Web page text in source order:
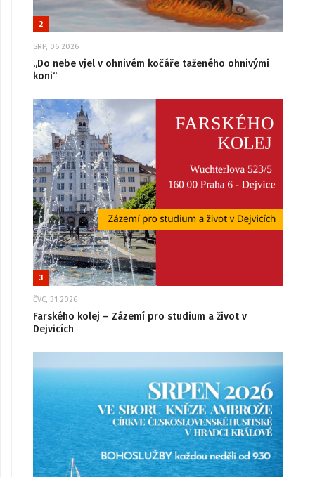
2
SRP, 06 2026
„Do nebe vjel v ohnivém kočáře taženého ohnivými
koni“
3
ČVC, 31 2026
Farského kolej – Zázemí pro studium a život v
Dejvicích